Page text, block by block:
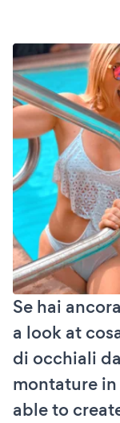
Se hai
a look at
di occhiali
montature
able to